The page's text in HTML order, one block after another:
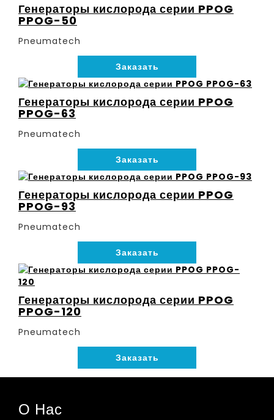
Генераторы кислорода серии PPOG
PPOG-50
Pneumatech
Заказать
Генераторы кислорода серии PPOG
PPOG-63
Pneumatech
Заказать
Генераторы кислорода серии PPOG
PPOG-93
Pneumatech
Заказать
Генераторы кислорода серии PPOG
PPOG-120
Pneumatech
Заказать
О Нас